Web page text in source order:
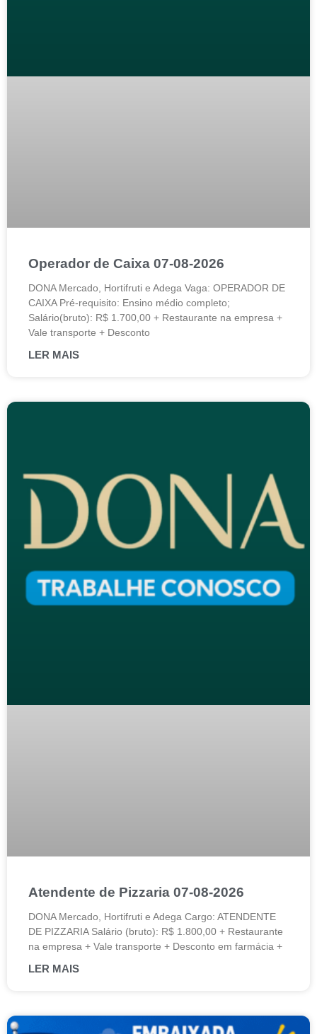
Operador de Caixa 07-08-2026
DONA Mercado, Hortifruti e Adega Vaga: OPERADOR DE
CAIXA Pré-requisito: Ensino médio completo;
Salário(bruto): R$ 1.700,00 + Restaurante na empresa +
Vale transporte + Desconto
LER MAIS
Atendente de Pizzaria 07-08-2026
DONA Mercado, Hortifruti e Adega Cargo: ATENDENTE
DE PIZZARIA Salário (bruto): R$ 1.800,00 + Restaurante
na empresa + Vale transporte + Desconto em farmácia +
LER MAIS